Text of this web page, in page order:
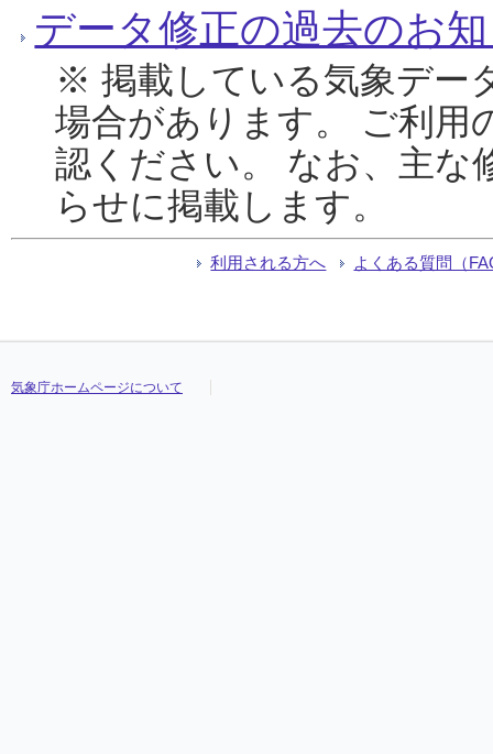
データ修正の過去のお
※ 掲載している気象デー
場合があります。 ご利用
認ください。 なお、主な
らせに掲載します。
利用される方へ よくある質問（
気象庁ホームページについて